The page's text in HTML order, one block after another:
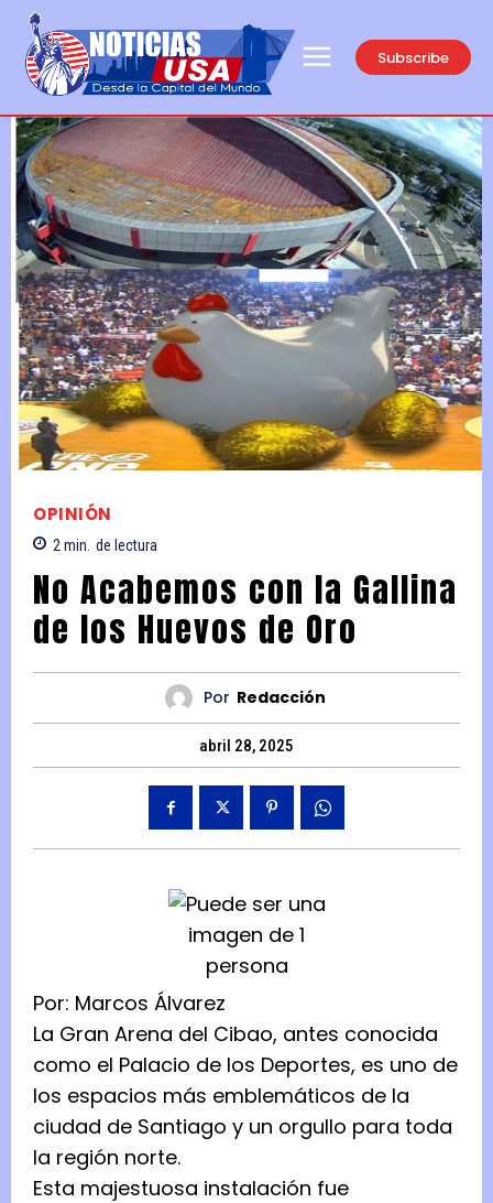
Subscribe
OPINIÓN
2 min. de lectura
No Acabemos con la Gallina
de los Huevos de Oro
Por Redacción
abril 28, 2025
Por: Marcos Álvarez
La Gran Arena del Cibao, antes conocida
como el Palacio de los Deportes, es uno de
los espacios más emblemáticos de la
ciudad de Santiago y un orgullo para toda
la región norte.
Esta majestuosa instalación fue